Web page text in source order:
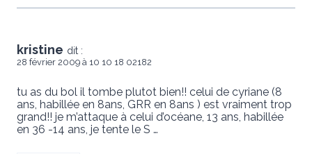
kristine dit :
28 février 2009 à 10 10 18 02182
tu as du bol il tombe plutot bien!! celui de cyriane (8
ans, habillée en 8ans, GRR en 8ans ) est vraiment trop
grand!! je m’attaque à celui d’océane, 13 ans, habillée
en 36 -14 ans, je tente le S …